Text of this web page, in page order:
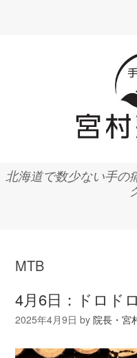
北海道で数少ない手の
MTB
4月6日：ドロド
2025年4月9日 by院長・宮